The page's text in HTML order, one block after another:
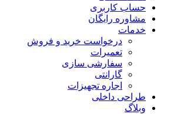
حساب کاربری
مشاوره رایگان
خدمات
درخواست خرید و فروش
تعمیرات
سفارشی سازی
گارانتی
اجاره تجهیزات
طراحی داخلی
وبلاگ